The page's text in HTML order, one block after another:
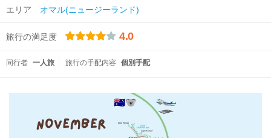
エリア オマル(ニュージーランド)
旅行の満足度 4.0
同行者 一人旅 旅行の手配内容 個別手配